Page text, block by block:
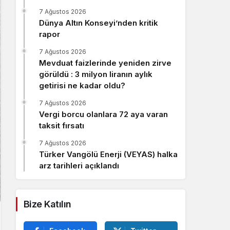
Sistem Modu
Sistem modunu seçin.
Dünya Altın Konseyi’nden kritik
rapor
7 Ağustos 2026
Mevduat faizlerinde yeniden zirve
görüldü : 3 milyon liranın aylık
getirisi ne kadar oldu?
7 Ağustos 2026
Vergi borcu olanlara 72 aya varan
taksit fırsatı
7 Ağustos 2026
Türker Vangölü Enerji (VEYAS) halka
arz tarihleri açıklandı
7 Ağustos 2026
Bize Katılın